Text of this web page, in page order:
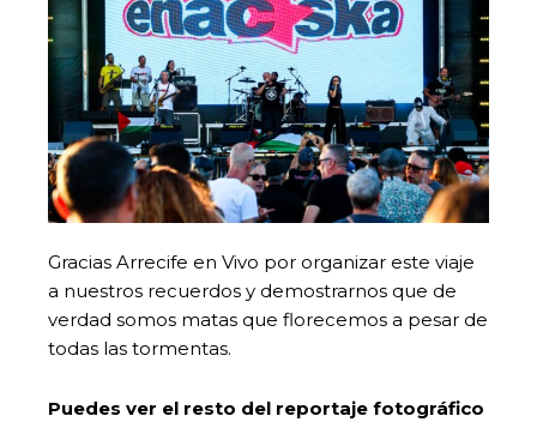
Gracias Arrecife en Vivo por organizar este viaje
a nuestros recuerdos y demostrarnos que de
verdad somos matas que florecemos a pesar de
todas las tormentas.
Puedes ver el resto del reportaje fotográfico